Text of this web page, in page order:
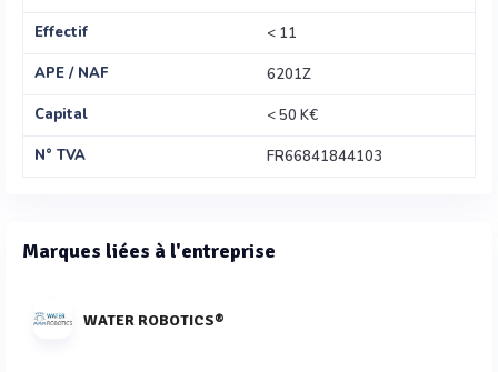
Effectif
< 11
APE / NAF
6201Z
Capital
< 50 K€
N° TVA
FR66841844103
Marques liées à l'entreprise
WATER ROBOTICS®